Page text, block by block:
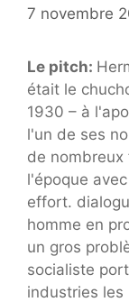
7 novembre
Le pitch:
était le
1930 – à
l'un de ses
de nombreux
l'époque
effort.
homme en
un gros
socialiste
industries